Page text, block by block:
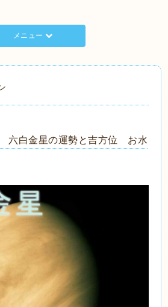
メニュー
六白金星の運勢と吉方位 お水